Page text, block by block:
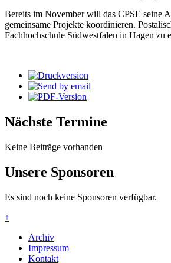
Bereits im November will das CPSE seine
gemeinsame Projekte koordinieren.
Fachhochschule Südwestfalen in Hagen zu
Nächste Termine
Keine Beiträge vorhanden
Unsere Sponsoren
Es sind noch keine Sponsoren verfügbar.
↑
Archiv
Impressum
Kontakt